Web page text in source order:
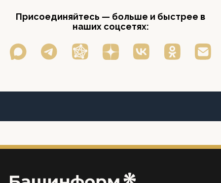
Присоединяйтесь — больше и быстрее в
наших соцсетях: